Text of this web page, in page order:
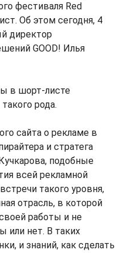
фестиваля Red
Об этом сегодня, 4
директор
GOOD! Илья
в шорт-листе
рода.
сайта о рекламе в
и стратега
подобные
всей рекламной
такого уровня,
отрасль, в которой
работы и не
или нет. В таких
и знаний, как сделать